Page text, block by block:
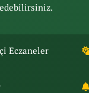
Eczaneler